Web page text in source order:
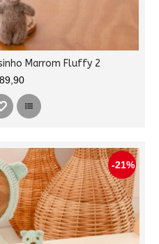
Marrom Fluffy 2
-21%